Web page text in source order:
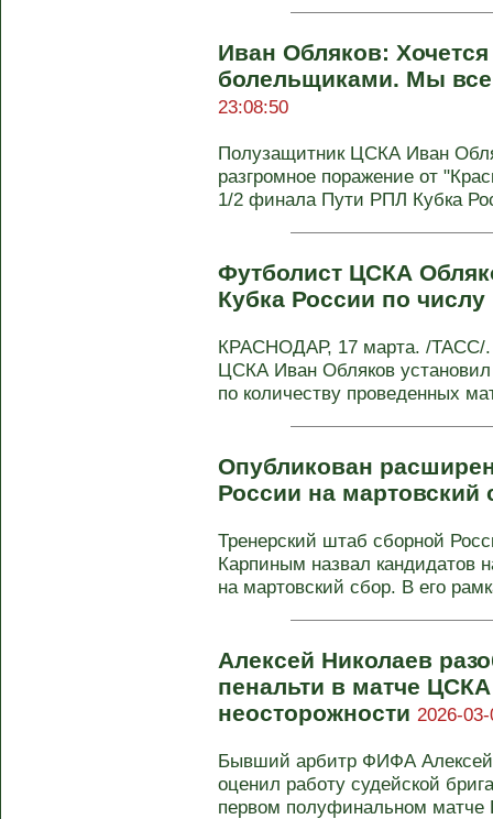
Иван Обляков:
болельщиками. Мы
23:08:50
Полузащитник ЦСКА Иван
разгромное поражение от
1/2 финала Пути РПЛ Кубка
Футболист ЦСКА
Кубка России по
КРАСНОДАР, 17 марта. /ТАСС/.
ЦСКА Иван Обляков
по количеству проведенных
Опубликован
России на мартовский
Тренерский штаб сборной
Карпиным назвал кандидатов
на мартовский сбор. В его
Алексей Николаев
пенальти в матче
неосторожности 2026-
Бывший арбитр ФИФА
оценил работу судейской
первом полуфинальном